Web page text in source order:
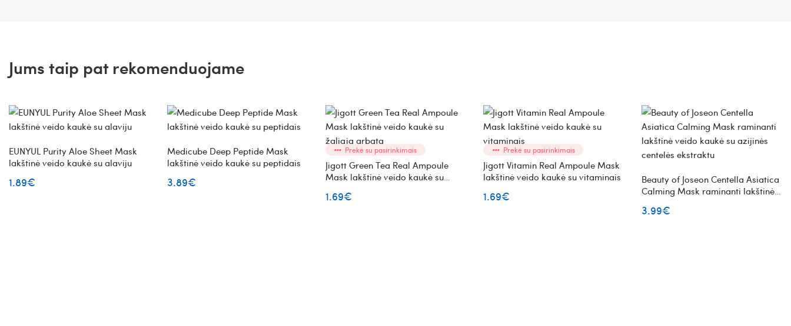
Jums taip pat rekomenduojame
EUNYUL Purity Aloe Sheet Mask
lakštinė veido kaukė su alaviju
1.89€
Medicube Deep Peptide Mask
lakštinė veido kaukė su peptidais
3.89€
Prekė su pasirinkimais
Jigott Green Tea Real Ampoule
Mask lakštinė veido kaukė su
1.69€
Prekė su pasirinkimais
Jigott Vitamin Real Ampoule Mask
lakštinė veido kaukė su vitaminais
1.69€
Beauty of Joseon Centella Asiatica
Calming Mask raminanti lakštinė
ekstraktu
3.99€